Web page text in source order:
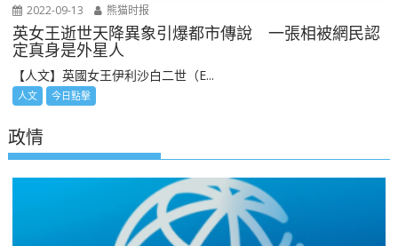
2022-09-13 熊猫时报
英女王逝世天降異象引爆都市傳說 一張相被網民認
定真身是外星人
【人文】英國女王伊利沙白二世（E...
人文 今日點擊
政情